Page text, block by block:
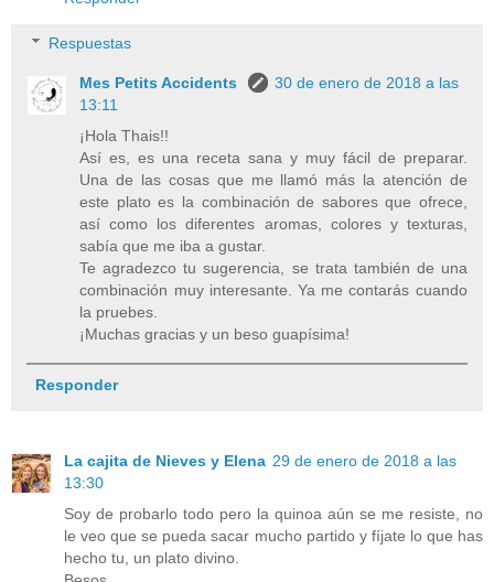
Respuestas
Mes Petits Accidents
30 de enero de 2018 a las
13:11
¡Hola Thais!!
Así es, es una receta sana y muy fácil de preparar.
Una de las cosas que me llamó más la atención de
este plato es la combinación de sabores que ofrece,
así como los diferentes aromas, colores y texturas,
sabía que me iba a gustar.
Te agradezco tu sugerencia, se trata también de una
combinación muy interesante. Ya me contarás cuando
la pruebes.
¡Muchas gracias y un beso guapísima!
Responder
La cajita de Nieves y Elena 29 de enero de 2018 a las
13:30
Soy de probarlo todo pero la quinoa aún se me resiste, no
le veo que se pueda sacar mucho partido y fíjate lo que has
hecho tu, un plato divino.